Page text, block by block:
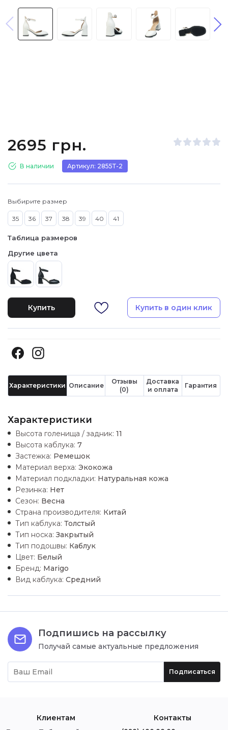
2695 грн.
В наличии Артикул: 2855Т-2
Выбирите размер
35 36 37 38 39 40 41
Таблица размеров
Другие цвета
Купить Купить в один клик
Характеристики Описание
Отзывы
(0)
Доставка
и оплата
Гарантия
Характеристики
Высота голенища / задник: 11
Высота каблука: 7
Застежка: Ремешок
Материал верха: Экокожа
Материал подкладки: Натуральная кожа
Резинка: Нет
Сезон: Весна
Страна производителя: Китай
Тип каблука: Толстый
Тип носка: Закрытый
Тип подошвы: Каблук
Цвет: Белый
Бренд: Marigo
Вид каблука: Средний
Подпишись на рассылку
Получай самые актуальные предложения
Подписаться
Клиентам Контакты